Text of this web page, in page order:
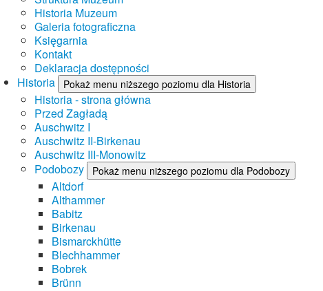
Historia Muzeum
Galeria fotograficzna
Księgarnia
Kontakt
Deklaracja dostępności
Historia
Pokaż menu niższego poziomu dla Historia
Historia - strona główna
Przed Zagładą
Auschwitz I
Auschwitz II-Birkenau
Auschwitz III-Monowitz
Podobozy
Pokaż menu niższego poziomu dla Podobozy
Altdorf
Althammer
Babitz
Birkenau
Bismarckhütte
Blechhammer
Bobrek
Brünn